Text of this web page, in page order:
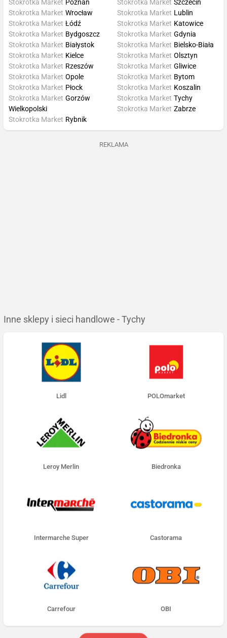
Stokrotka Market Poznań
Stokrotka Market Wrocław
Stokrotka Market Łódź
Stokrotka Market Szczecin
Stokrotka Market Lublin
Stokrotka Market Katowice
Stokrotka Market Bydgoszcz
Stokrotka Market Białystok
Stokrotka Market Kielce
Stokrotka Market Rzeszów
Stokrotka Market Gdynia
Stokrotka Market Bielsko-Biała
Stokrotka Market Olsztyn
Stokrotka Market Gliwice
Stokrotka Market Opole
Stokrotka Market Płock
Stokrotka Market Gorzów
Wielkopolski
Stokrotka Market Rybnik
Stokrotka Market Bytom
Stokrotka Market Koszalin
Stokrotka Market Tychy
Stokrotka Market Zabrze
REKLAMA
Inne sklepy i sieci handlowe - Tychy
Lidl POLOmarket
Leroy Merlin Biedronka
Intermarche Super Castorama
Carrefour OBI